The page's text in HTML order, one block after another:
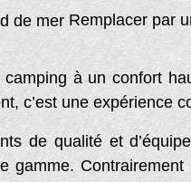
Remplacer par
à un confort
c’est une
de qualité et
gamme.